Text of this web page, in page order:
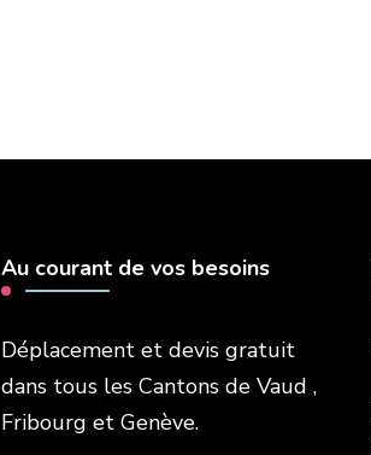
Au courant de vos besoins
Déplacement et devis gratuit
dans tous les Cantons de Vaud ,
Fribourg et Genève.